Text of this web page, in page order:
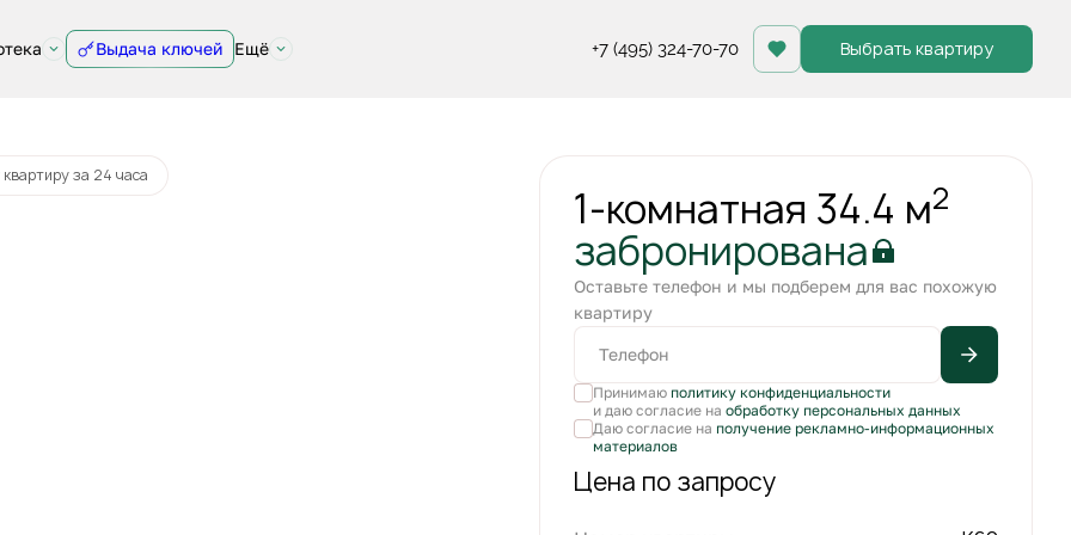
Выдача ключей Ещё +7 (495) 324-70-70 Выбрать квартиру
Квартира забронирована
за 24 часа
1-комнатная 34.4 м2
забронирована
Оставьте телефон и мы подберем для вас похожую
квартиру
Принимаю политику конфиденциальности
и даю согласие на обработку персональных данных
Даю согласие на получение рекламно-информационных
материалов
Цена по запросу